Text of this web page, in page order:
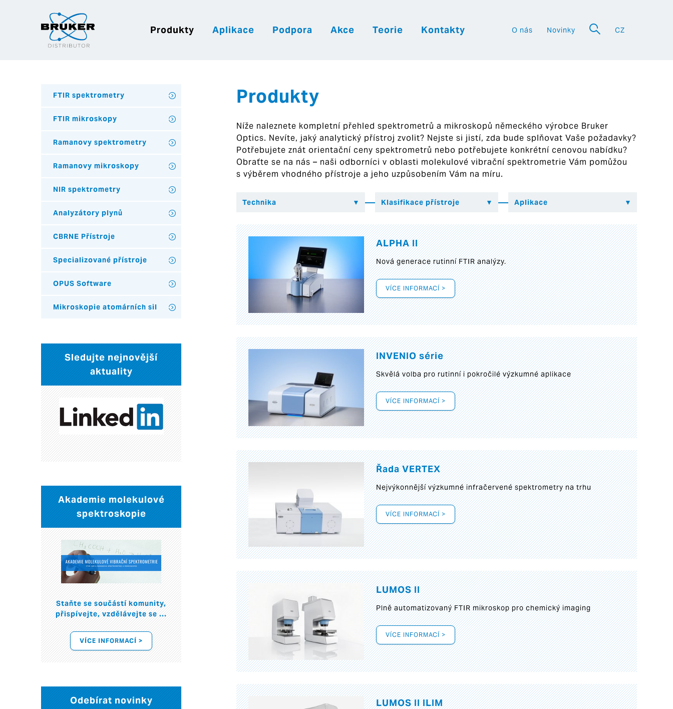
Produkty Aplikace Podpora Akce Teorie Kontakty O nás Novinky CZ
Produkty
Níže naleznete kompletní přehled spektrometrů a mikroskopů německého výrobce Bruker
Optics. Nevíte, jaký analytický přístroj zvolit? Nejste si jistí, zda bude splňovat Vaše požadavky?
Potřebujete znát orientační ceny spektrometrů nebo potřebujete konkrétní cenovou nabídku?
Obraťte se na nás – naši odborníci v oblasti molekulové vibrační spektrometrie Vám pomůžou
s výběrem vhodného přístroje a jeho uzpůsobením Vám na míru.
ALPHA II
Nová generace rutinní FTIR analýzy.
VÍCE INFORMACÍ >
INVENIO série
Skvělá volba pro rutinní i pokročilé výzkumné aplikace
VÍCE INFORMACÍ >
Řada VERTEX
Nejvýkonnější výzkumné infračervené spektrometry na trhu
VÍCE INFORMACÍ >
LUMOS II
Plně automatizovaný FTIR mikroskop pro chemický imaging
VÍCE INFORMACÍ >
LUMOS II ILIM
FTIR spektrometry
FTIR mikroskopy
Ramanovy spektrometry
Ramanovy mikroskopy
NIR spektrometry
Analyzátory plynů
CBRNE Přístroje
Specializované přístroje
OPUS Software
Mikroskopie atomárních sil
Sledujte nejnovější
aktuality
Akademie molekulové
spektroskopie
Staňte se součástí komunity,
přispívejte, vzdělávejte se ...
VÍCE INFORMACÍ >
Odebírat novinky